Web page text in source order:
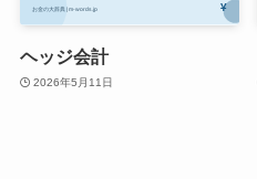
ヘッジ会計
2026年5月11日